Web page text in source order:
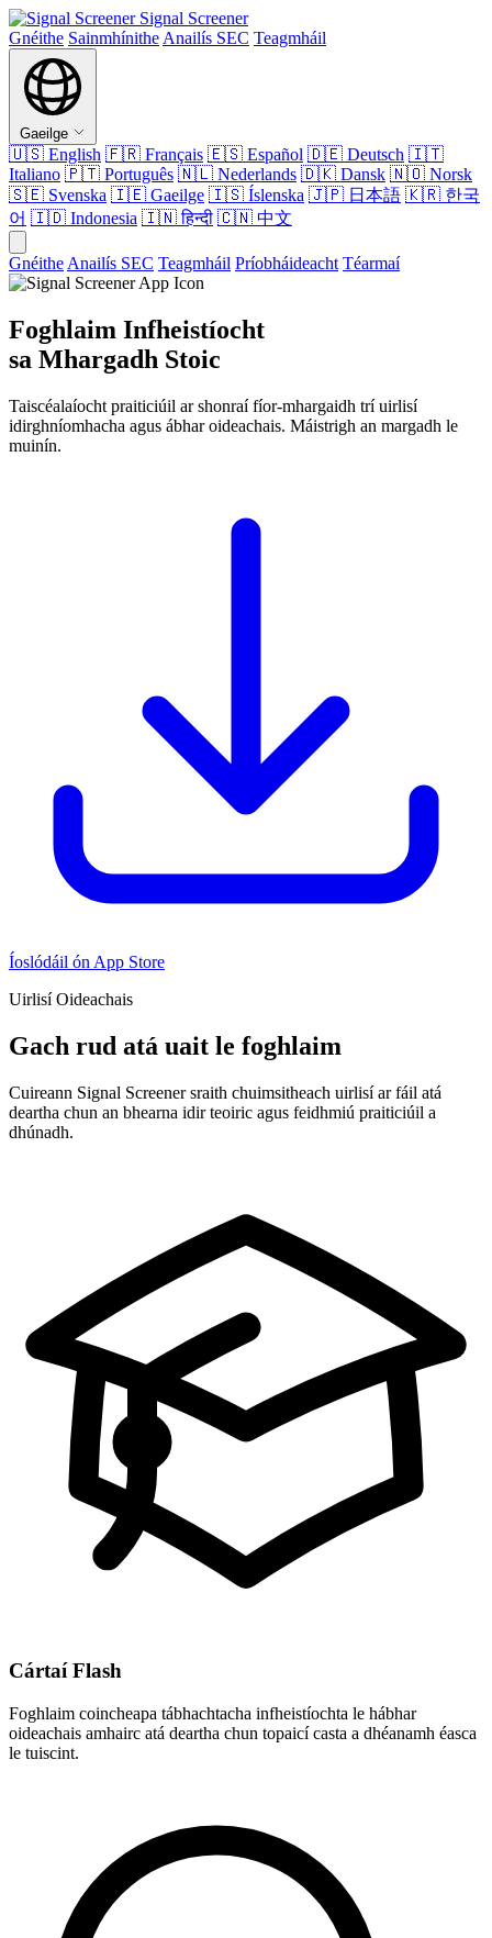
Signal Screener
Gnéithe Sainmhínithe Anailís SEC Teagmháil
Gaeilge
🇺🇸 English 🇫🇷 Français 🇪🇸 Español 🇩🇪 Deutsch 🇮🇹
Italiano 🇵🇹 Português 🇳🇱 Nederlands 🇩🇰 Dansk 🇳🇴 Norsk
🇸🇪 Svenska 🇮🇪 Gaeilge 🇮🇸 Íslenska 🇯🇵 日本語 🇰🇷 한국
어 🇮🇩 Indonesia 🇮🇳हिन्दी 🇨🇳 中文
Gnéithe Anailís SEC Teagmháil Príobháideacht Téarmaí
Foghlaim Infheistíocht
sa Mhargadh Stoic
Taiscéalaíocht praiticiúil ar shonraí fíor-mhargaidh trí uirlisí
idirghníomhacha agus ábhar oideachais. Máistrigh an margadh le
muinín.
Íoslódáil ón App Store
Uirlisí Oideachais
Gach rud atá uait le foghlaim
Cuireann Signal Screener sraith chuimsitheach uirlisí ar fáil atá
deartha chun an bhearna idir teoiric agus feidhmiú praiticiúil a
dhúnadh.
Cártaí Flash
Foghlaim coincheapa tábhachtacha infheistíochta le hábhar
oideachais amhairc atá deartha chun topaicí casta a dhéanamh éasca
le tuiscint.